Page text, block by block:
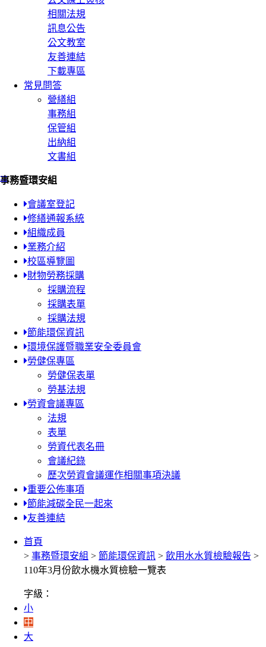
相關法規
訊息公告
公文教室
友善連結
下載專區
常見問答
營繕組
事務組
保管組
出納組
文書組
:::
事務暨環安組
會議室登記
修繕通報系統
組織成員
業務介紹
校區導覽圖
財物勞務採購
採購流程
採購表單
採購法規
節能環保資訊
環境保護暨職業安全委員會
勞健保專區
勞健保表單
勞基法規
勞資會議專區
法規
表單
勞資代表名冊
會議紀錄
歷次勞資會議運作相關事項決議
重要公佈事項
節能減碳全民一起來
友善連結
首頁
> 事務暨環安組 > 節能環保資訊 > 飲用水水質檢驗報告 >
110年3月份飲水機水質檢驗一覽表
字級：
小
中
大